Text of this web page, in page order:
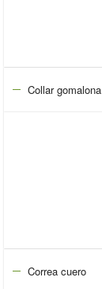
Collar gomalona
Correa cuero